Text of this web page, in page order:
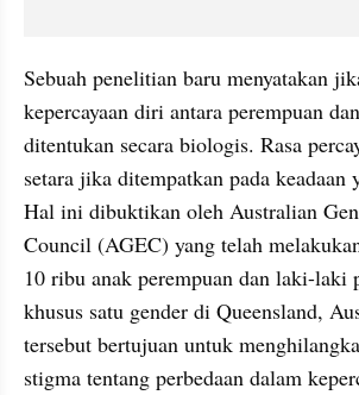
Sebuah penelitian baru menyatakan
kepercayaan diri antara perempuan
ditentukan secara biologis. Rasa
setara jika ditempatkan pada keadaan
Hal ini dibuktikan oleh Australian
Council (AGEC) yang telah
10 ribu anak perempuan dan laki-laki
khusus satu gender di Queensland,
tersebut bertujuan untuk
stigma tentang perbedaan dalam